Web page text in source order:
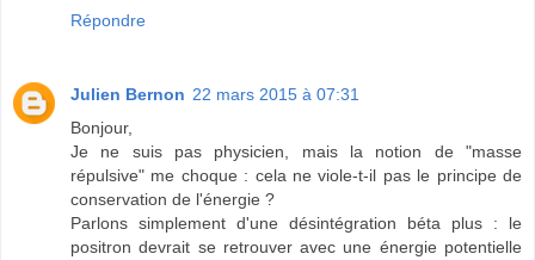
Répondre
Julien Bernon 22 mars 2015 à 07:31
Bonjour,
Je ne suis pas physicien, mais la notion de "masse
répulsive" me choque : cela ne viole-t-il pas le principe de
conservation de l'énergie ?
Parlons simplement d'une désintégration béta plus : le
positron devrait se retrouver avec une énergie potentielle